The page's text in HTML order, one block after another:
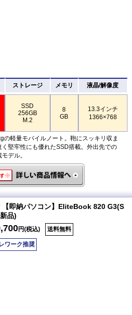
ストレージ メモリ 液晶/解像度
SSD
256GB
M.2
8
GB
13.3インチ
1366×768
軽量モバイルノート。鞄にスッキリ収ま
堅牢性にも優れたSSD搭載。外出先での
デル。
【即納パソコン】EliteBook 820 G3(S
品)
円(税込) 送料無料
ワーク推奨